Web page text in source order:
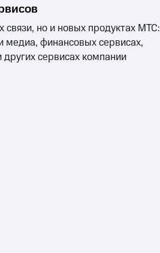
связи, но и новых продуктах МТС:
финансовых сервисах,
других сервисах компании